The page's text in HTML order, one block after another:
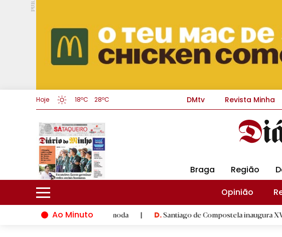
PUB.
Hoje 18ºC 28ºC DMtv Revista Minha
Braga Região
Opinião
Ao Minuto
do mundo da moda D.Santiago de Compostela inaugura XVI Jogos do